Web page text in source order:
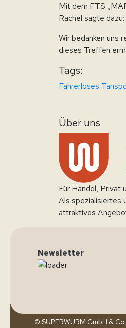
Mit dem FTS
Rachel sagte
Wir bedanken uns
dieses Treffen
Tags:
Fahrerloses
Über uns
Für Handel, Privat
Als spezialisiertes
attraktives
Newsletter
© SUPERWURM GmbH &